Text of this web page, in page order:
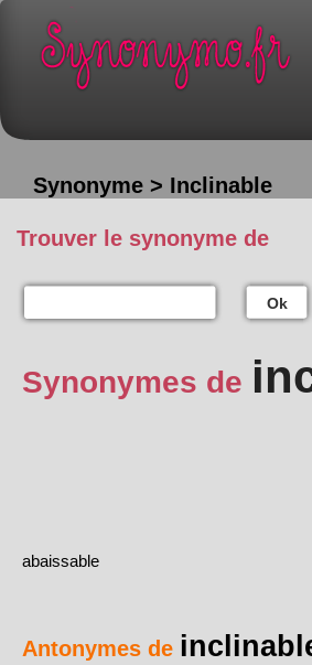
Synonyme > Inclinable
Trouver le synonyme de
Ok
Synonymes de
abaissable
Antonymes de